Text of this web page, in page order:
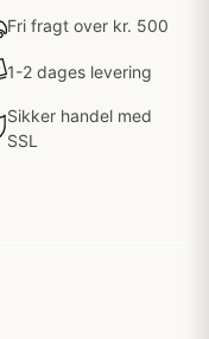
Fri fragt over kr. 500
1-2 dages levering
Sikker handel med
SSL